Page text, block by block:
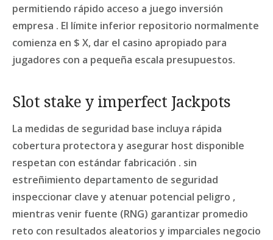
permitiendo rápido acceso a juego inversión
empresa . El límite inferior repositorio normalmente
comienza en $ X, dar el casino apropiado para
jugadores con a pequeña escala presupuestos.
Slot stake y imperfect Jackpots
La medidas de seguridad base incluya rápida
cobertura protectora y asegurar host disponible
respetan con estándar fabricación . sin
estreñimiento departamento de seguridad
inspeccionar clave y atenuar potencial peligro ,
mientras venir fuente (RNG) garantizar promedio
reto con resultados aleatorios y imparciales negocio